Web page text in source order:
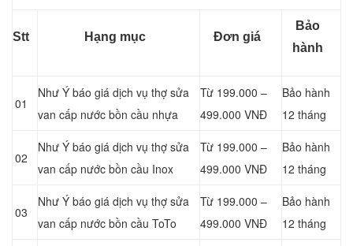
Stt Hạng mục Đơn giá
Bảo
hành
01
Như Ý báo giá dịch vụ thợ sửa
van cấp nước bồn cầu nhựa
Từ 199.000 –
499.000 VNĐ
Bảo hành
12 tháng
02
Như Ý báo giá dịch vụ thợ sửa
van cấp nước bồn cầu Inox
Từ 199.000 –
499.000 VNĐ
Bảo hành
12 tháng
03
Như Ý báo giá dịch vụ thợ sửa
van cấp nước bồn cầu ToTo
Từ 199.000 –
499.000 VNĐ
Bảo hành
12 tháng